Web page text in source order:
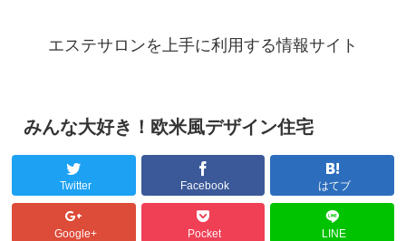
エステサロンを上手に利用する情報サイト
みんな大好き！欧米風デザイン住宅
Twitter Facebook はてブ
Google+ Pocket LINE